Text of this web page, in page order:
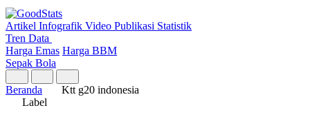
Artikel Infografik Video Publikasi Statistik
Tren Data
Harga Emas Harga BBM
Sepak Bola
Beranda
Ktt g20 indonesia
Label